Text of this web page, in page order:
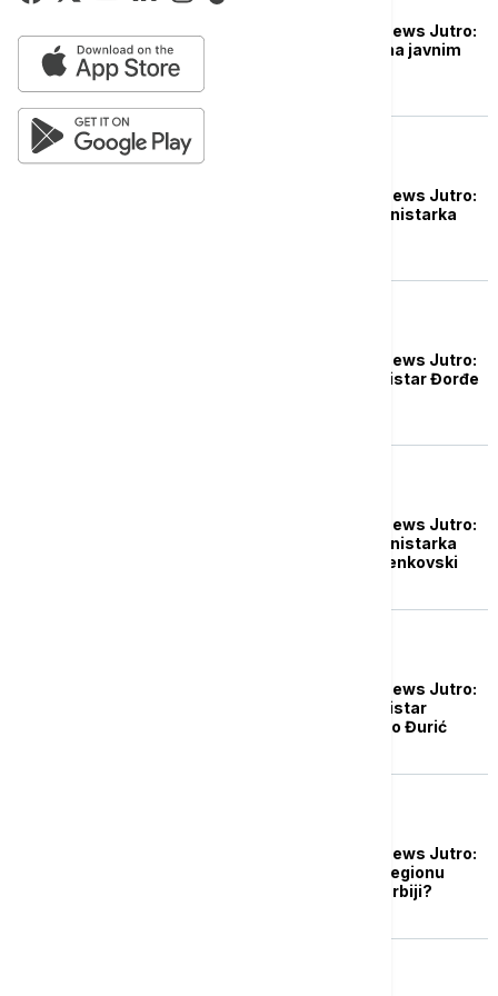
Probudite se uz Euronews Jutro:
Koliko smo bezbedni na javnim
Probudite se uz Euronews Jutro:
Gošća emisije biće ministarka
Probudite se uz Euronews Jutro:
Gost emisije biće ministar Đorđe
Probudite se uz Euronews Jutro:
Gošća emisije biće ministarka
Milica Đurđević Stamenkovski
Probudite se uz Euronews Jutro:
Gost emisije biće ministar
spoljnih poslova Marko Đurić
Probudite se uz Euronews Jutro:
Jesu li vojni savezi u regionu
neprijateljski prema Srbiji?